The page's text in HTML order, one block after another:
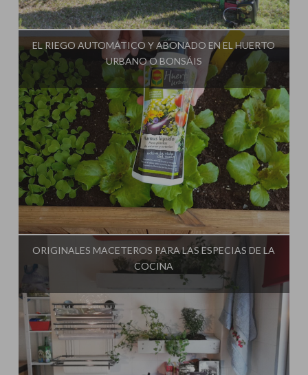
Influencer:
EL RIEGO AUTOMÁTICO Y ABONADO EN EL HUERTO
URBANO O BONSÁIS
Influencer:
ORIGINALES MACETEROS PARA LAS ESPECIAS DE LA
COCINA